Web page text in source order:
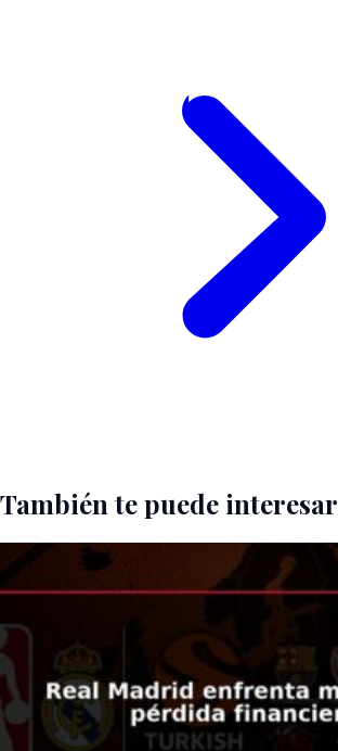
También te puede interesar